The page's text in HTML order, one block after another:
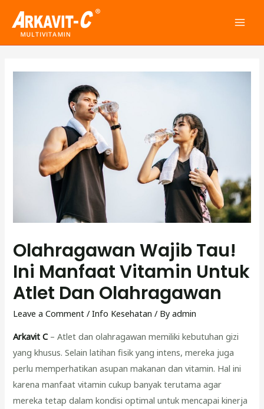
content
Olahragawan Wajib Tau!
Ini Manfaat Vitamin Untuk
Atlet Dan Olahragawan
Leave a Comment /Info Kesehatan / Byadmin
Arkavit C– Atlet dan olahragawan memiliki kebutuhan gizi
yang khusus. Selain latihan fisik yang intens, mereka juga
perlu memperhatikan asupan makanan dan vitamin. Hal ini
karena manfaat vitamin cukup banyak terutama agar
mereka tetap dalam kondisi optimal untuk mencapai kinerja